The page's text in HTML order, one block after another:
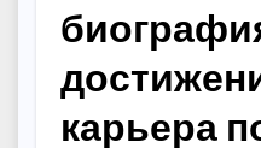
карьера